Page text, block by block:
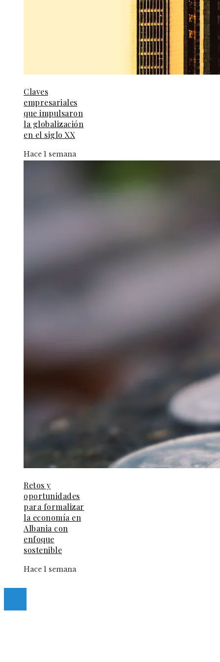
Claves
empresariales
que impulsaron
la globalización
en el siglo XX
Hace 1 semana
Retos y
oportunidades
para formalizar
la economía en
Albania con
enfoque
sostenible
Hace 1 semana